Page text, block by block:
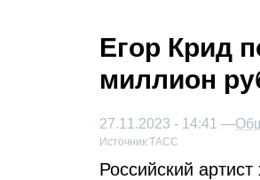
Егор Крид
миллион
27.11.2023 - 14:41 —
Источник:ТАСС
Российский